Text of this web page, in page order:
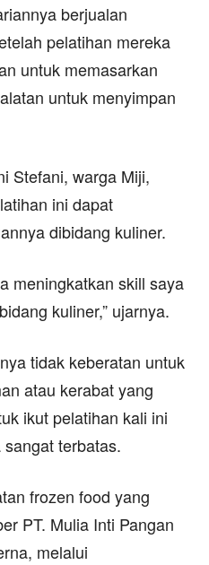
berjualan
pelatihan mereka
untuk memasarkan
untuk menyimpan
Stefani, warga Miji,
ini dapat
dibidang kuliner.
meningkatkan skill saya
kuliner,” ujarnya.
tidak keberatan untuk
atau kerabat yang
ikut pelatihan kali ini
terbatas.
frozen food yang
PT. Mulia Inti Pangan
melalui